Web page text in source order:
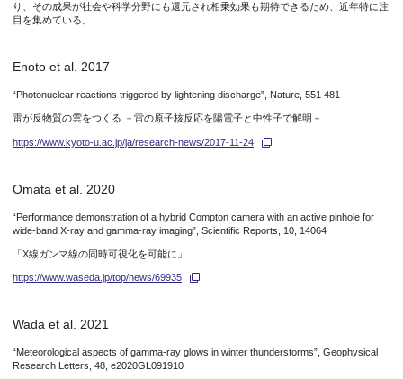
図6. コンプトンカメラでとらえた、ガンマ線画像の時間変化。
本研究では新潟県十日町市松代にある生涯教育センター（北緯
図7. 左) サッカーの場面に例えた、コンプトンカメラの撮像原
雷は最も身近な自然現象でありながら、科学的には未だ多くの
さらに、雷と類似した現象は大気に限らず、より遠くの宇宙で
り、その成果が社会や科学分野にも還元され相乗効果も期待できるため、近年特に注
目を集めている。
Enoto et al. 2017
“Photonuclear reactions triggered by lightening discharge”, Nature, 551 481
雷が反物質の雲をつくる －雷の原子核反応を陽電子と中性子で解明－
https://www.kyoto-u.ac.jp/ja/research-news/2017-11-24
Omata et al. 2020
“Performance demonstration of a hybrid Compton camera with an active pinhole for
wide-band X-ray and gamma-ray imaging”, Scientific Reports, 10, 14064
「X線ガンマ線の同時可視化を可能に」
https://www.waseda.jp/top/news/69935
Wada et al. 2021
“Meteorological aspects of gamma-ray glows in winter thunderstorms”, Geophysical
Research Letters, 48, e2020GL091910